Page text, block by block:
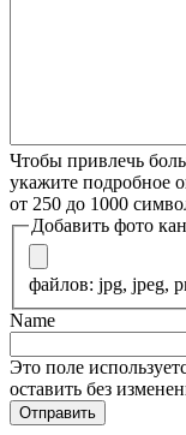
Чтобы привлечь
укажите подробное
от 250 до 1000
Добавить фото
файлов: jpg, jpeg,
Name
Это поле
оставить без